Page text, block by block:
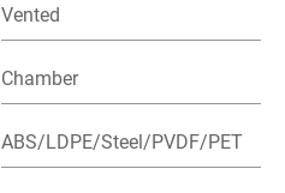
Vented
Chamber
ABS/LDPE/Steel/PVDF/PET